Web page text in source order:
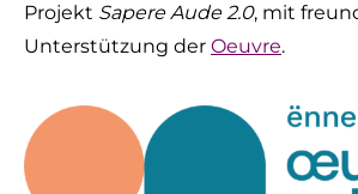
Projekt Sapere Aude 2.0, mit
Unterstützung der Oeuvre.